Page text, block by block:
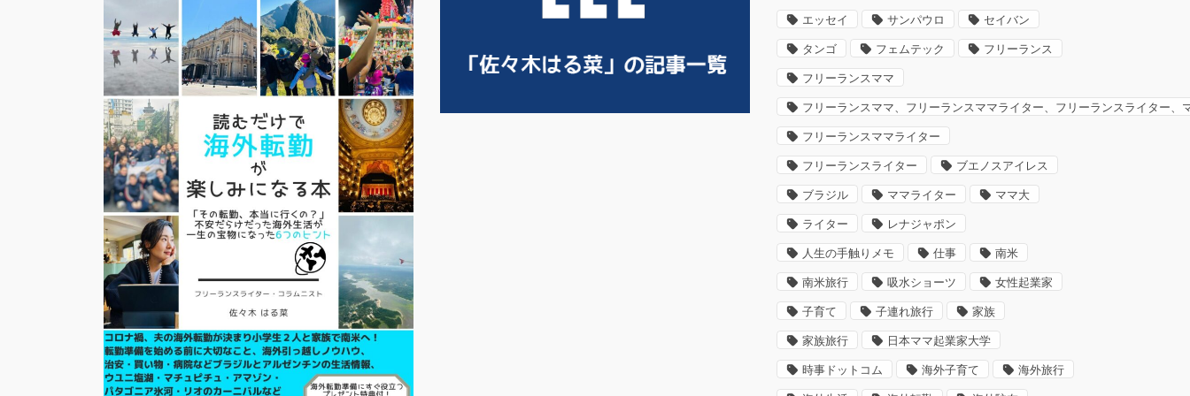
エッセイ サンパウロ セイバン
タンゴ フェムテック フリーランス
フリーランスママ
フリーランスママ、フリーランスママライター、フリーランスライター、
フリーランスママライター
フリーランスライター ブエノスアイレス
ブラジル ママライター ママ大
ライター レナジャポン
人生の手触りメモ 仕事 南米
南米旅行 吸水ショーツ 女性起業家
子育て 子連れ旅行 家族
家族旅行 日本ママ起業家大学
時事ドットコム 海外子育て 海外旅行